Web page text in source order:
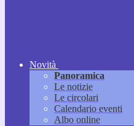
Novità
Panoramica
Le notizie
Le circolari
Calendario eventi
Albo online